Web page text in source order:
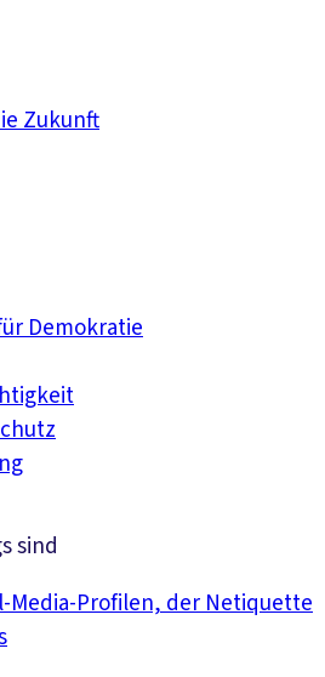
Zukunft
Demokratie
sind
Media-Profilen, der Netiquette